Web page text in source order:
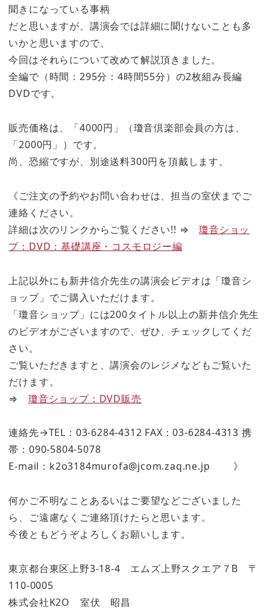
聞きになっている事柄
だと思いますが、講演会では詳細に聞けないことも多
いかと思いますので、
今回はそれらについて改めて解説頂きました。
全編で（時間：295分：4時間55分）の2枚組み長編
DVDです。
販売価格は、「4000円」（瓊音倶楽部会員の方は、
「2000円」）です。
尚、恐縮ですが、別途送料300円を頂戴します。
《ご注文の予約やお問い合わせは、担当の室伏までご
連絡ください。
詳細は次のリンクからご覧ください!! ⇒瓊音ショッ
プ：DVD：基礎講座・コスモロジー編
上記以外にも新井信介先生の講演会ビデオは「瓊音シ
ョップ」でご購入いただけます。
「瓊音ショップ」には200タイトル以上の新井信介先生
のビデオがございますので、ぜひ、チェックしてくだ
さい。
ご覧いただきますと、講演会のレジメなどもご覧いた
だけます。
⇒ 瓊音ショップ：DVD販売
連絡先→TEL：03-6284-4312 FAX：03-6284-4313 携
帯：090-5804-5078
E-mail：k2o3184murofa@jcom.zaq.ne.jp 》
何かご不明なことあるいはご要望などございました
ら、ご遠慮なくご連絡頂けたらと思います。
今後ともどうぞよろしくお願いします。
東京都台東区上野3-18-4 エムズ上野スクエア７B 〒
110-0005
株式会社K2O 室伏 昭昌